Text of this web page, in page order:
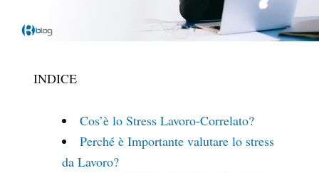
INDICE
Cos’è lo Stress Lavoro-Correlato?
Perché è Importante valutare lo stress
da Lavoro?